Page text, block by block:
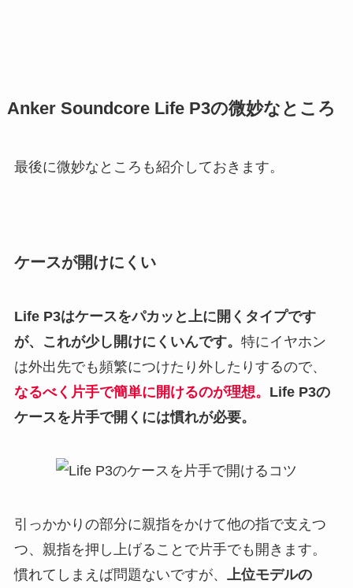
Anker Soundcore Life P3の微妙なところ
最後に微妙なところも紹介しておきます。
ケースが開けにくい
Life P3はケースをパカッと上に開くタイプです
が、これが少し開けにくいんです。 特にイヤホン
は外出先でも頻繁につけたり外したりするので、
なるべく片手で簡単に開けるのが理想。 Life P3の
ケースを片手で開くには慣れが必要。
引っかかりの部分に親指をかけて他の指で支えつ
つ、親指を押し上げることで片手でも開きます。
慣れてしまえば問題ないですが、
上位モデルの